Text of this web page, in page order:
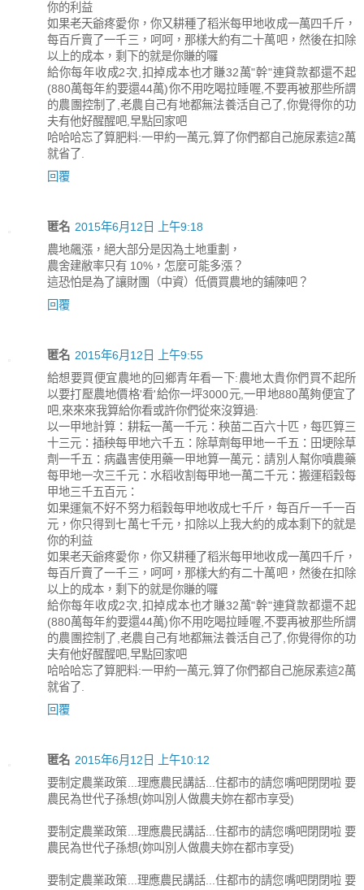
你的利益
如果老天爺疼愛你，你又耕種了稻米每甲地收成一萬四千斤，
每百斤賣了一千三，呵呵，那樣大約有二十萬吧，然後在扣除
以上的成本，剩下的就是你賺的囉
給你每年收成2次,扣掉成本也才賺32萬"幹"連貸款都還不起
(880萬每年約要還44萬)你不用吃喝拉睡喔,不要再被那些所謂
的農團控制了,老農自己有地都無法養活自己了,你覺得你的功
夫有他好醒醒吧,早點回家吧
哈哈哈忘了算肥料:一甲約一萬元,算了你們都自己施尿素這2萬
就省了.
回覆
匿名 2015年6月12日 上午9:18
農地飆漲，絕大部分是因為土地重劃，
農舍建敝率只有 10%，怎麼可能多漲？
這恐怕是為了讓財團（中資）低價買農地的鋪陳吧？
回覆
匿名 2015年6月12日 上午9:55
給想要買便宜農地的回鄉青年看一下:農地太貴你們買不起所
以要打壓農地價格'看'給你一坪3000元,一甲地880萬夠便宜了
吧,來來來我算給你看或許你們從來沒算過:
以一甲地計算：耕耘一萬一千元：秧苗二百六十匹，每匹算三
十三元：插秧每甲地六千五：除草劑每甲地一千五：田埂除草
劑一千五：病蟲害使用藥一甲地算一萬元：請別人幫你噴農藥
每甲地一次三千元：水稻收割每甲地一萬二千元：搬運稻穀每
甲地三千五百元：
如果運氣不好不努力稻穀每甲地收成七千斤，每百斤一千一百
元，你只得到七萬七千元，扣除以上我大約的成本剩下的就是
你的利益
如果老天爺疼愛你，你又耕種了稻米每甲地收成一萬四千斤，
每百斤賣了一千三，呵呵，那樣大約有二十萬吧，然後在扣除
以上的成本，剩下的就是你賺的囉
給你每年收成2次,扣掉成本也才賺32萬"幹"連貸款都還不起
(880萬每年約要還44萬)你不用吃喝拉睡喔,不要再被那些所謂
的農團控制了,老農自己有地都無法養活自己了,你覺得你的功
夫有他好醒醒吧,早點回家吧
哈哈哈忘了算肥料:一甲約一萬元,算了你們都自己施尿素這2萬
就省了.
回覆
匿名 2015年6月12日 上午10:12
要制定農業政策...理應農民講話...住都市的請您嘴吧閉閉啦 要
農民為世代子孫想(妳叫別人做農夫妳在都市享受)
要制定農業政策...理應農民講話...住都市的請您嘴吧閉閉啦 要
農民為世代子孫想(妳叫別人做農夫妳在都市享受)
要制定農業政策...理應農民講話...住都市的請您嘴吧閉閉啦 要